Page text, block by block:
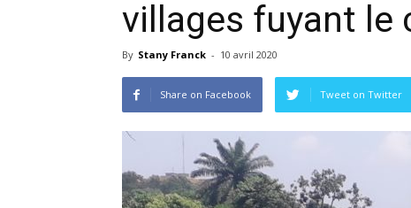
villages fuyant le
By Stany Franck - 10 avril 2020
Share on Facebook Tweet on Twitter